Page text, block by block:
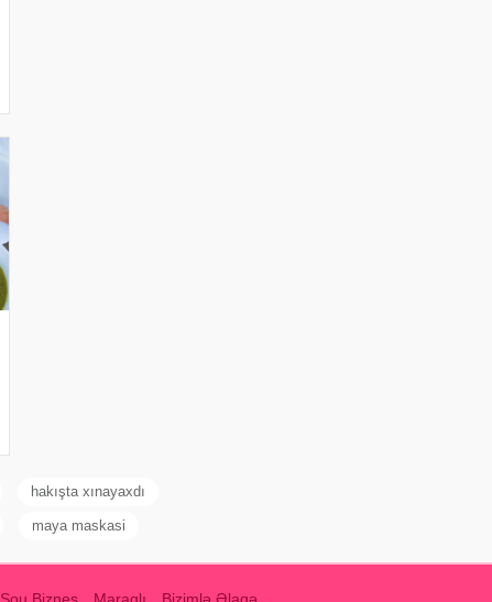
hakışta xınayaxdı
maya maskasi